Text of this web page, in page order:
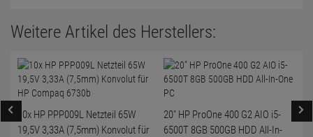
Weitere Artikel des Herstellers:
10x HP PPP009L Netzteil 65W
19,5V 3,33A (7,5mm) Konvolut für
20" HP ProOne 400 G2 AIO i5-
6500T 8GB 500GB HDD All-In-